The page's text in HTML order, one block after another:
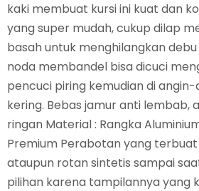
kaki membuat kursi ini kuat dan
yang super mudah, cukup dilap
basah untuk menghilangkan
noda membandel bisa dicuci
pencuci piring kemudian di
kering. Bebas jamur anti lembab,
ringan Material : Rangka
Premium Perabotan yang
ataupun rotan sintetis sampai
pilihan karena tampilannya yang